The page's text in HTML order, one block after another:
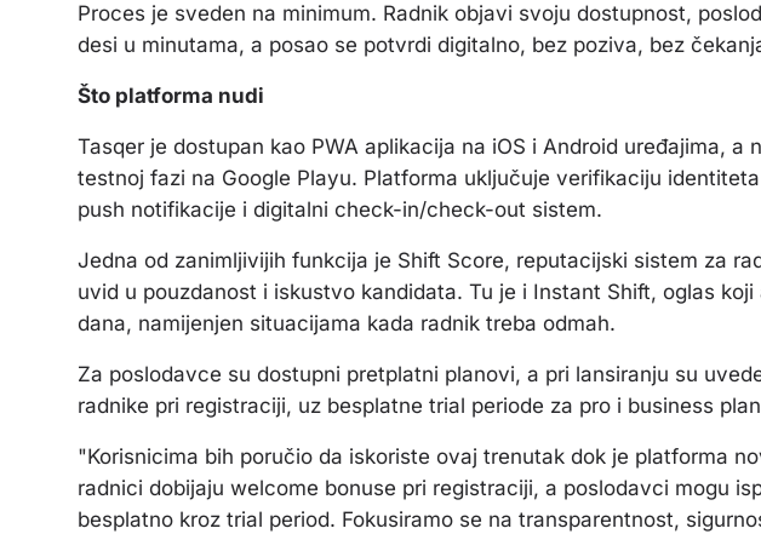
Proces je sveden na minimum. Radnik objavi svoju dostupnost,
desi u minutama, a posao se potvrdi digitalno, bez poziva, bez
Što platforma nudi
Tasqer je dostupan kao PWA aplikacija na iOS i Android uređajima, a
testnoj fazi na Google Playu. Platforma uključuje verifikaciju
push notifikacije i digitalni check-in/check-out sistem.
Jedna od zanimljivijih funkcija je Shift Score, reputacijski sistem za
uvid u pouzdanost i iskustvo kandidata. Tu je i Instant Shift, oglas
dana, namijenjen situacijama kada radnik treba odmah.
Za poslodavce su dostupni pretplatni planovi, a pri lansiranju su
radnike pri registraciji, uz besplatne trial periode za pro i business
"Korisnicima bih poručio da iskoriste ovaj trenutak dok je platforma
radnici dobijaju welcome bonuse pri registraciji, a poslodavci mogu
besplatno kroz trial period. Fokusiramo se na transparentnost,